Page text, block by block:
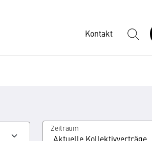
Kontakt
Zeitraum